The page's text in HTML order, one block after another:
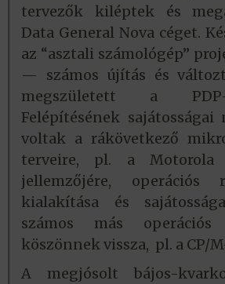
tervezők kiléptek és
Data General Nova céget.
az “asztali számológép”
— számos újítás és
megszületett a
Felépítésének sajátosságai
voltak a rákövetkező
terveire, pl. a Motorola
jellemzőjére, operációs
kialakítása és
számos más operációs
köszönnek vissza, pl. a CP/
A megjósolt bájos-